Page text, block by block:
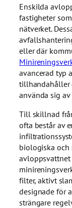
Enskilda
fastigheter
nätverket.
eller där
avancerad typ
tillhandahåller
använda sig
Till skillnad
ofta består av
biologiska och
avloppsvattnet
filter, aktivt
designade för
strängare